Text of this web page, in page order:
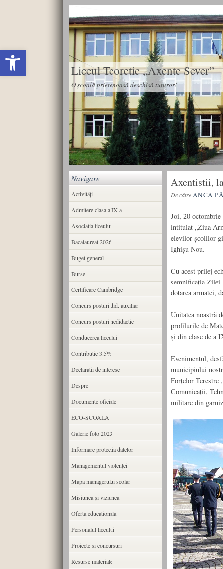
Deschide bara de unelte
Liceul Teoretic „Axente Sever”
O școală prietenoasă deschisă tuturor!
Axentistii,
De cătreANCA
Joi, 20 octombrie
intitulat „Ziua
elevilor școlilor
Ighișu Nou.
Cu acest prilej
semnificația Zilei
dotarea armatei,
Unitatea noastră
profilurile de
și din clase de a
Evenimentul,
municipiului
Forțelor Terestre
Comunicații,
militare din
Navigare
Activități
Admitere clasa a IX-a
Asociatia liceului
Bacalaureat 2026
Buget general
Burse
Certificare Cambridge
Concurs posturi did. auxiliar
Concurs posturi nedidactic
Conducerea liceului
Contributie 3.5%
Declaratii de interese
Despre
Documente oficiale
ECO-SCOALA
Galerie foto 2023
Informare protectia datelor
Managementul violenței
Mapa managerului scolar
Misiunea şi viziunea
Oferta educationala
Personalul liceului
Proiecte si concursuri
Resurse materiale